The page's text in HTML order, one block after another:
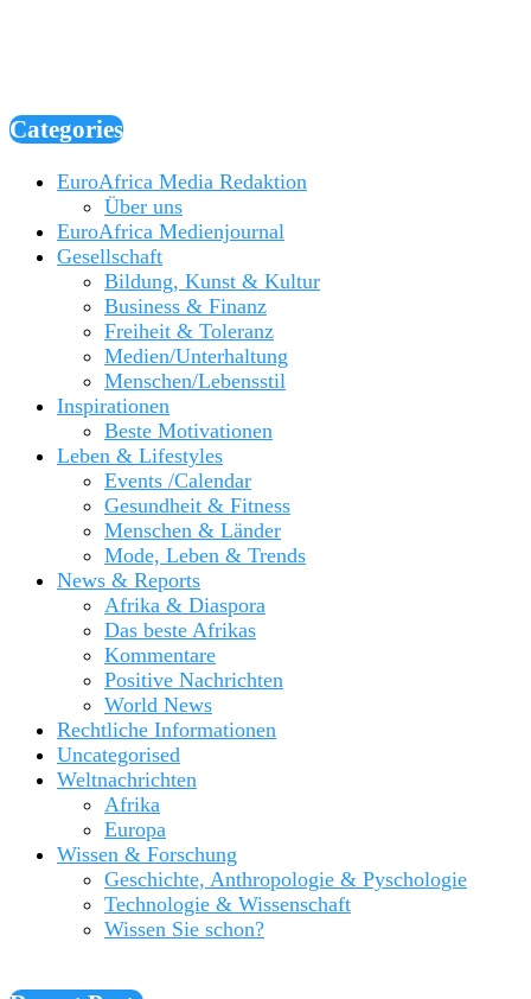
Categories
EuroAfrica Media Redaktion
Über uns
EuroAfrica Medienjournal
Gesellschaft
Bildung, Kunst & Kultur
Business & Finanz
Freiheit & Toleranz
Medien/Unterhaltung
Menschen/Lebensstil
Inspirationen
Beste Motivationen
Leben & Lifestyles
Events /Calendar
Gesundheit & Fitness
Menschen & Länder
Mode, Leben & Trends
News & Reports
Afrika & Diaspora
Das beste Afrikas
Kommentare
Positive Nachrichten
World News
Rechtliche Informationen
Uncategorised
Weltnachrichten
Afrika
Europa
Wissen & Forschung
Geschichte, Anthropologie & Pyschologie
Technologie & Wissenschaft
Wissen Sie schon?